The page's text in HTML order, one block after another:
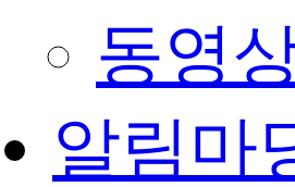
동영
알림마